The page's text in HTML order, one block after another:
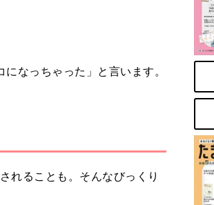
なっちゃった」と言います。
れることも。そんなびっくり